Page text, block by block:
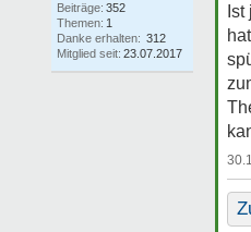
Beiträge: 352
Themen: 1
Danke erhalten: 312
Mitglied seit: 23.07.2017